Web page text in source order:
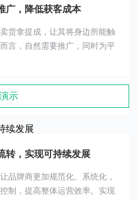
广，降低获客成本
货拿提成，让其将身边所能触
言，自然需要推广，同时为平
示
转，实现可持续发展
品牌商更加规范化、系统化，
制，提高整体运营效率。实现